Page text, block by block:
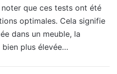
que ces tests ont été
optimales. Cela signifie
dans un meuble, la
plus élevée…